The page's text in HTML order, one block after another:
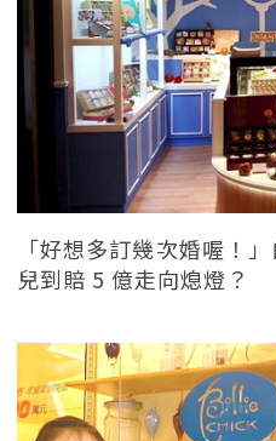
「好想多訂幾次婚喔！
兒到賠 5 億走向熄燈？